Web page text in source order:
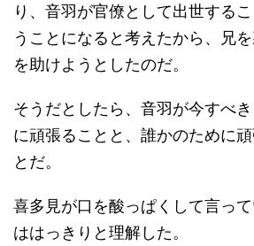
り、音羽が官僚として出世する
うことになると考えたから、兄
を助けようとしたのだ。
そうだとしたら、音羽が今すべ
に頑張ることと、誰かのために
とだ。
喜多見が口を酸っぱくして言っ
ははっきりと理解した。